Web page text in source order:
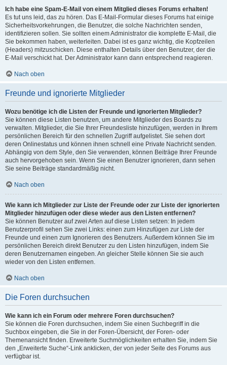
Ich habe eine Spam-E-Mail von einem Mitglied dieses Forums erhalten!
Es tut uns leid, das zu hören. Das E-Mail-Formular dieses Forums hat einige
Sicherheitsvorkehrungen, die Benutzer, die solche Nachrichten senden,
identifizieren sollen. Sie sollten einem Administrator die komplette E-Mail, die
Sie bekommen haben, weiterleiten. Dabei ist es ganz wichtig, die Kopfzeilen
(Headers) mitzuschicken. Diese enthalten Details über den Benutzer, der die
E-Mail verschickt hat. Der Administrator kann dann entsprechend reagieren.
Nach oben
Freunde und ignorierte Mitglieder
Wozu benötige ich die Listen der Freunde und ignorierten Mitglieder?
Sie können diese Listen benutzen, um andere Mitglieder des Boards zu
verwalten. Mitglieder, die Sie Ihrer Freundesliste hinzufügen, werden in Ihrem
persönlichen Bereich für den schnellen Zugriff aufgelistet. Sie sehen dort
deren Onlinestatus und können ihnen schnell eine Private Nachricht senden.
Abhängig von dem Style, den Sie verwenden, können Beiträge Ihrer Freunde
auch hervorgehoben sein. Wenn Sie einen Benutzer ignorieren, dann sehen
Sie seine Beiträge standardmäßig nicht.
Nach oben
Wie kann ich Mitglieder zur Liste der Freunde oder zur Liste der ignorierten
Mitglieder hinzufügen oder diese wieder aus den Listen entfernen?
Sie können Benutzer auf zwei Arten auf diese Listen setzen: In jedem
Benutzerprofil sehen Sie zwei Links: einen zum Hinzufügen zur Liste der
Freunde und einen zum Ignorieren des Benutzers. Außerdem können Sie im
persönlichen Bereich direkt Benutzer zu den Listen hinzufügen, indem Sie
deren Benutzernamen eingeben. An gleicher Stelle können Sie sie auch
wieder von den Listen entfernen.
Nach oben
Die Foren durchsuchen
Wie kann ich ein Forum oder mehrere Foren durchsuchen?
Sie können die Foren durchsuchen, indem Sie einen Suchbegriff in die
Suchbox eingeben, die Sie in der Foren-Übersicht, der Foren- oder
Themenansicht finden. Erweiterte Suchmöglichkeiten erhalten Sie, indem Sie
den „Erweiterte Suche“-Link anklicken, der von jeder Seite des Forums aus
verfügbar ist.